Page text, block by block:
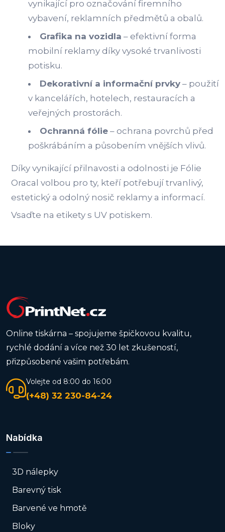
vynikající pro označování firemního
vybavení, reklamních předmětů a obalů.
Grafika na vozidla – efektivní forma
mobilní reklamy díky vysoké trvanlivosti
potisku.
Dekorativní a informační prvky – použití
v kancelářích, hotelech, restauracích a
veřejných prostorách.
Ochranná fólie – ochrana povrchů před
poškrábáním a působením vnějších vlivů.
Díky vynikající přilnavosti a odolnosti je Fólie
Oracal volbou pro ty, kteří potřebují trvanlivý,
estetický a odolný nosič reklamy a informací.
Vsaďte na etikety s UV potiskem.
Online tiskárna – spojujeme špičkovou kvalitu,
rychlé dodání a více než 30 let zkušeností,
přizpůsobené vašim potřebám.
Volejte od 8:00 do 16:00
(+48) 32 230-84-24
Nabídka
3D nálepky
Barevný tisk
Barvené ve hmotě
Bloky